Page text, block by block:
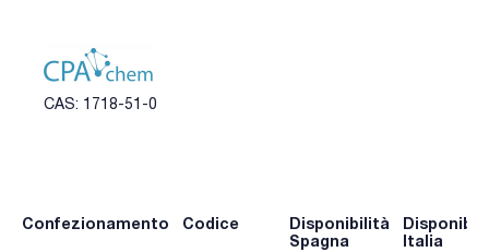
CAS: 1718-51-0
Confezionamento Codice
Disponibilità
Spagna
Italia